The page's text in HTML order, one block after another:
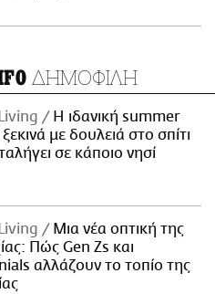
ΔΗΜΟΦΙΛΗ
Η ιδανική summer
με δουλειά στο σπίτι
σε κάποιο νησί
Μια νέα οπτική της
Πώς Gen Zs και
αλλάζουν το τοπίο της